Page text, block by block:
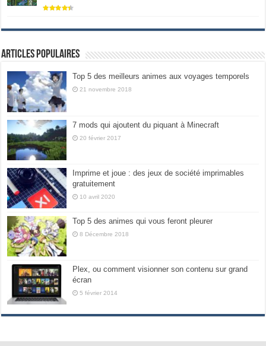
Articles populaires
Top 5 des meilleurs animes aux voyages temporels
21 novembre 2018
7 mods qui ajoutent du piquant à Minecraft
20 février 2017
Imprime et joue : des jeux de société imprimables
gratuitement
10 avril 2020
Top 5 des animes qui vous feront pleurer
8 Décembre 2018
Plex, ou comment visionner son contenu sur grand
écran
5 février 2014